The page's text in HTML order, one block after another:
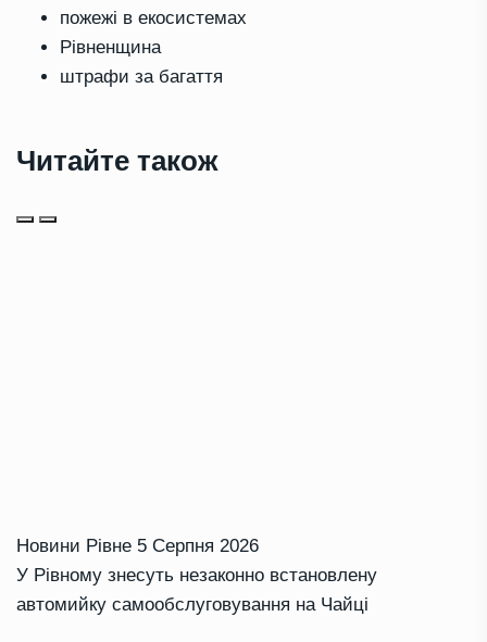
пожежі в екосистемах
Рівненщина
штрафи за багаття
Читайте також
Новини Рівне 5 Серпня 2026
У Рівному знесуть незаконно встановлену
автомийку самообслуговування на Чайці